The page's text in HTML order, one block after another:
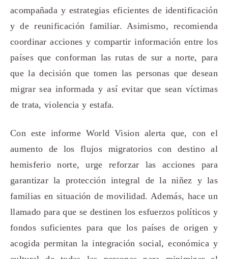
acompañada y estrategias eficientes de identificación
y de reunificación familiar. Asimismo, recomienda
coordinar acciones y compartir información entre los
países que conforman las rutas de sur a norte, para
que la decisión que tomen las personas que desean
migrar sea informada y así evitar que sean víctimas
de trata, violencia y estafa.
Con este informe World Vision alerta que, con el
aumento de los flujos migratorios con destino al
hemisferio norte, urge reforzar las acciones para
garantizar la protección integral de la niñez y las
familias en situación de movilidad. Además, hace un
llamado para que se destinen los esfuerzos políticos y
fondos suficientes para que los países de origen y
acogida permitan la integración social, económica y